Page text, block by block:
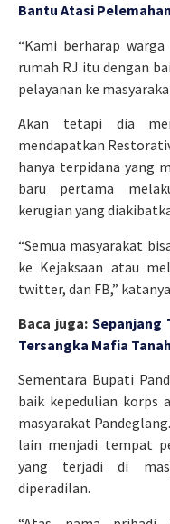
Bantu Atasi
“Kami berharap
rumah RJ itu dengan
pelayanan ke
Akan tetapi dia
mendapatkan
hanya terpidana yang
baru pertama
kerugian yang
“Semua masyarakat
ke Kejaksaan atau
twitter, dan FB,”
Baca juga: Sepanjang
Tersangka Mafia Tanah
Sementara Bupati
baik kepedulian korps
masyarakat
lain menjadi tempat
yang terjadi di
diperadilan.